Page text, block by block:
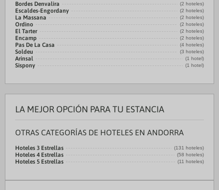
Bordes Denvalira (2 hoteles)
Escaldes-Engordany (2 hoteles)
La Massana (2 hoteles)
Ordino (2 hoteles)
El Tarter (2 hoteles)
Encamp (2 hoteles)
Pas De La Casa (4 hoteles)
Soldeu (3 hoteles)
Arinsal (1 hotel)
Sispony (1 hotel)
LA MEJOR OPCIÓN PARA TU ESTANCIA
OTRAS CATEGORÍAS DE HOTELES EN ANDORRA
Hoteles 3 Estrellas (131 hoteles)
Hoteles 4 Estrellas (58 hoteles)
Hoteles 5 Estrellas (11 hoteles)